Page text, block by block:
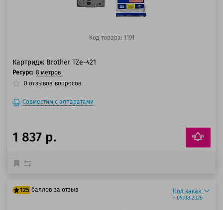
Код товара: 1191
Картридж Brother TZe-421
Ресурс: 8 метров.
0 отзывов вопросов
Совместим с аппаратами
1 837 р.
125 баллов за отзыв Под заказ
~ 09.08.2026